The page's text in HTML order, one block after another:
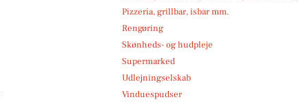
Pizzeria, grillbar, isbar mm.
Rengøring
Skønheds- og hudpleje
Supermarked
Udlejningselskab
Vinduespudser